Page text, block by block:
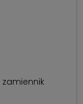
zamiennik